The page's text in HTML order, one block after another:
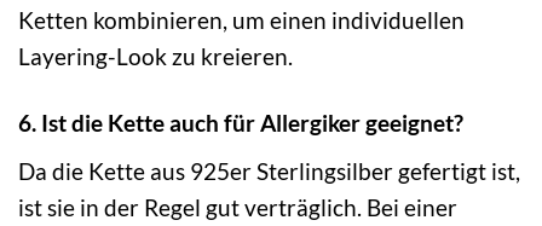
Ketten kombinieren, um einen individuellen
Layering-Look zu kreieren.
6. Ist die Kette auch für Allergiker geeignet?
Da die Kette aus 925er Sterlingsilber gefertigt ist,
ist sie in der Regel gut verträglich. Bei einer